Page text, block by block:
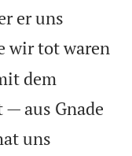
er uns
wir tot waren
dem
aus Gnade
uns